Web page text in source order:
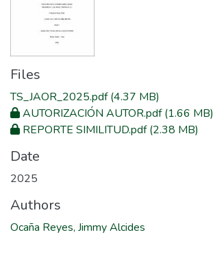
Files
TS_JAOR_2025.pdf(4.37 MB)
AUTORIZACIÓN AUTOR.pdf(1.66 MB)
REPORTE SIMILITUD.pdf(2.38 MB)
Date
2025
Authors
Ocaña Reyes, Jimmy Alcides